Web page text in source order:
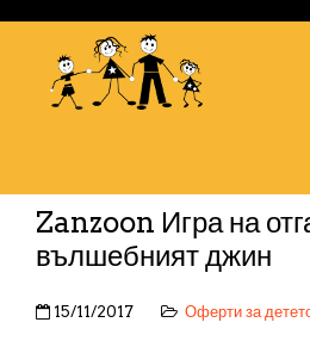
Zanzoon Игра на
вълшебният джин
15/11/2017 Оферти за